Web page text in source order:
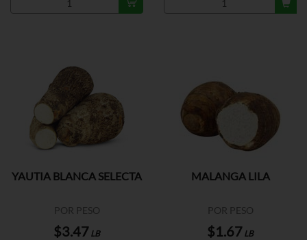
YAUTIA BLANCA SELECTA
POR PESO
$3.47 LB
MALANGA LILA
POR PESO
$1.67 LB